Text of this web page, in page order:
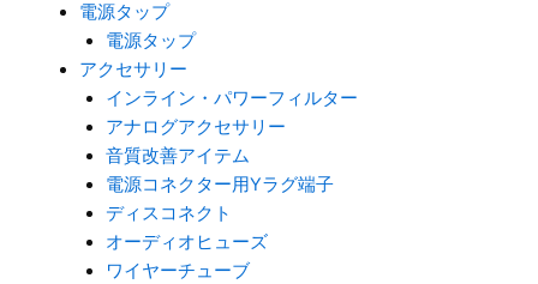
電源タップ
電源タップ
アクセサリー
インライン・パワーフィルター
アナログアクセサリー
音質改善アイテム
電源コネクター用Yラグ端子
ディスコネクト
オーディオヒューズ
ワイヤーチューブ